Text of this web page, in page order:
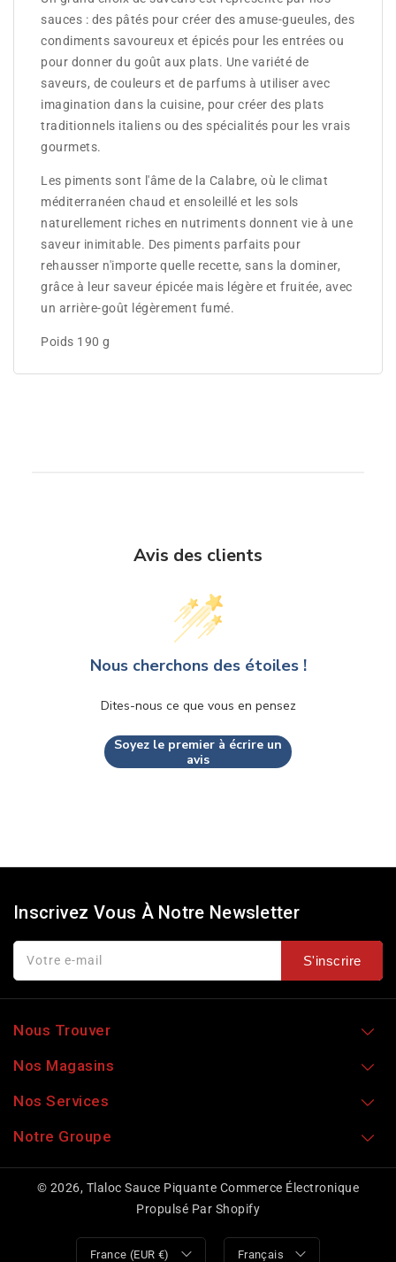
sauces : des pâtés pour créer des amuse-gueules, des
condiments savoureux et épicés pour les entrées ou
pour donner du goût aux plats. Une variété de
saveurs, de couleurs et de parfums à utiliser avec
imagination dans la cuisine, pour créer des plats
traditionnels italiens ou des spécialités pour les vrais
gourmets.
Les piments sont l'âme de la Calabre, où le climat
méditerranéen chaud et ensoleillé et les sols
naturellement riches en nutriments donnent vie à une
saveur inimitable. Des piments parfaits pour
rehausser n'importe quelle recette, sans la dominer,
grâce à leur saveur épicée mais légère et fruitée, avec
un arrière-goût légèrement fumé.
Poids 190 g
Avis des clients
Nous cherchons des étoiles !
Dites-nous ce que vous en pensez
Soyez le premier à écrire un
avis
Inscrivez Vous À Notre Newsletter
Votre e-mail S'inscrire
Nous Trouver
Nos Magasins
Nos Services
Notre Groupe
© 2026, Tlaloc Sauce Piquante Commerce Électronique
Propulsé Par Shopify
France (EUR €) Français